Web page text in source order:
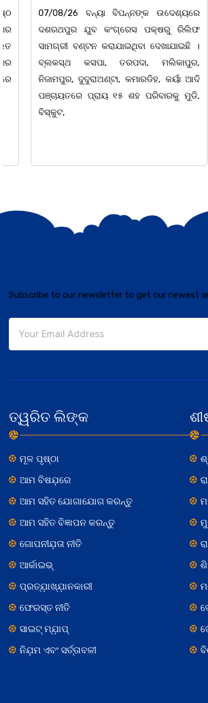
07/08/26 ବନ୍ୟା ବିପନ୍ନଙ୍କ ଉଦେଶ୍ୟରେ
ଦଶରଥପୁର ଯୁବ କଂଗ୍ରେସ ପକ୍ଷରୁ ରିଲିଫ
ସାମଗ୍ରୀ ବଣ୍ଟନ କରାଯାଇଥିବା ଦେଖାଯାଇଛି ।
ବ୍ଲକସ୍ଥ କସପା, ତରପଦା, ମଲିକାପୁର,
ନିଜାମପୁର, ଦୁଦୁରାଅଣ୍ଟା, କମାରଡିହ, କୟାଁ ଆଦି
ପଞ୍ଚାୟତରେ ପ୍ରାୟ ୧୫ ଶହ ପରିବାରକୁ ମୁଡି,
ବିସ୍କୁଟ,
Subscribe to our newsletter to get our newest
ତ୍ୱରିତ ଲିଙ୍କ
ମୂଳ ପୃଷ୍ଠା
ଆମ ବିଷଯ଼ରେ
ଆମ ସହିତ ଯୋଗାଯୋଗ କରନ୍ତୁ
ଆମ ସହିତ ବିଜ୍ଞାପନ କରନ୍ତୁ
ଗୋପନୀଯ଼ତା ନୀତି
ଆର୍କାଇଭ୍
ପ୍ରତ୍ଯ଼ାଖ୍ଯ଼ାନକାରୀ
ଫେରସ୍ତ ନୀତି
ସାଇଟ୍ ମ୍ଯ଼ାପ୍
ନିଯ଼ମ ଏବଂ ସର୍ତ୍ତାବଳୀ